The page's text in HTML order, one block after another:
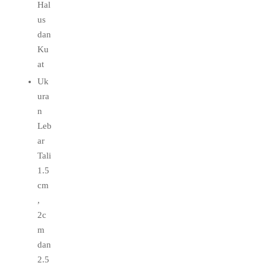
Hal
us
dan
Ku
at
Uk
ura
n
Leb
ar
Tali
1.5
cm
,
2c
m
dan
2.5